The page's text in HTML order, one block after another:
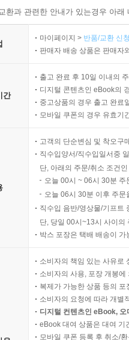
환과 관련한 안내가 있는경우 아
마이페이지 > 반품/교환 신
판매자 배송 상품은 판매자
간
출고 완료 후 10일 이내의
디지털 콘텐츠인 eBook의
중고상품의 경우 출고 완료
모바일 쿠폰의 경우 유효기
고객의 단순변심 및 착오구
직수입양서/직수입일서중
단, 아래의 주문/취소 조건
오늘 00시 ~ 06시 30분
오늘 06시 30분 이후 주
직수입 음반/영상물/기프트
단, 당일 00시~13시 사이의
박스 포장은 택배 배송이
소비자의 책임 있는 사유로
소비자의 사용, 포장 개봉
복제가 가능한 상품 등의
소비자의 요청에 따라 개별
디지털 컨텐츠인 eBook,
eBook 대여 상품은 대여 기
모바일 쿠폰 등록 후 취소/